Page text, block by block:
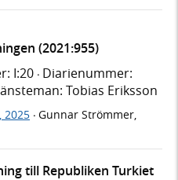
(2021:955)
I:20 · Diarienummer:
Tobias Eriksson
2025 · Gunnar Strömmer,
till Republiken Turkiet